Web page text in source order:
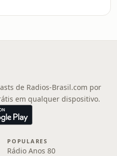
de Radios-Brasil.com por
em qualquer dispositivo.
POPULARES
Rádio Anos 80